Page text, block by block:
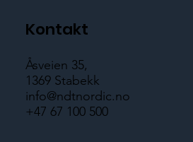
Kontakt
Åsveien 35,
1369 Stabekk
info@ndtnordic.no
+47 67 100 500